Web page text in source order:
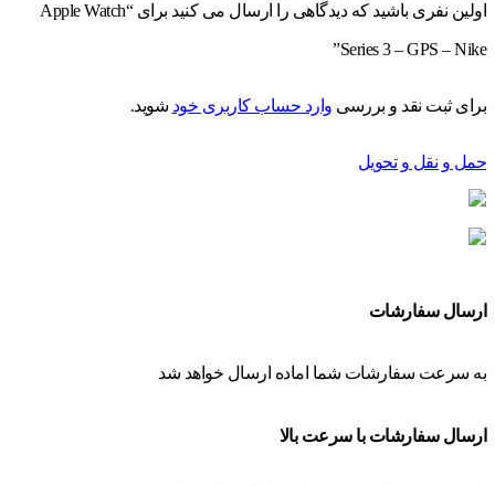
اولین نفری باشید که دیدگاهی را ارسال می کنید برای “Apple Watch
Series 3 – GPS – Nike”
برای ثبت نقد و بررسی وارد حساب کاربری خود شوید.
حمل و نقل و تحویل
ارسال سفارشات
به سرعت سفارشات شما اماده ارسال خواهد شد
ارسال سفارشات با سرعت بالا